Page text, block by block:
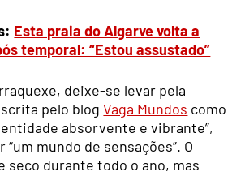
Esta praia do Algarve volta a
temporal: “Estou assustado”
deixe-se levar pela
pelo blogVaga Mundos como
absorvente e vibrante”,
“um mundo de sensações”. O
seco durante todo o ano, mas